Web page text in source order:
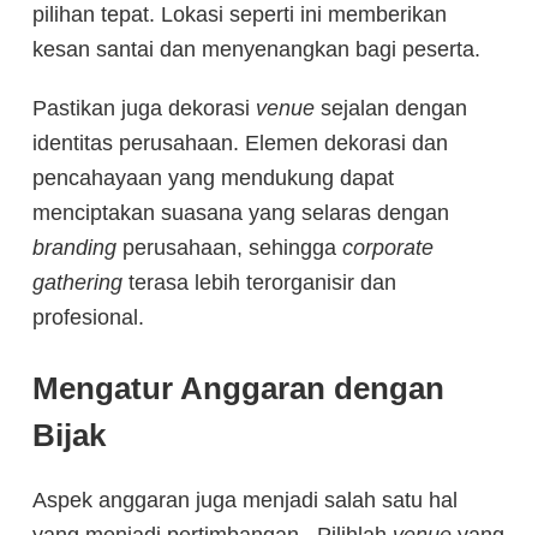
pilihan tepat. Lokasi seperti ini memberikan
kesan santai dan menyenangkan bagi peserta.
Pastikan juga dekorasi venue sejalan dengan
identitas perusahaan. Elemen dekorasi dan
pencahayaan yang mendukung dapat
menciptakan suasana yang selaras dengan
branding perusahaan, sehingga corporate
gathering terasa lebih terorganisir dan
profesional.
Mengatur Anggaran dengan
Bijak
Aspek anggaran juga menjadi salah satu hal